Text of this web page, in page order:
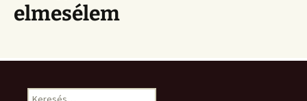
elmesélem
Keresés: